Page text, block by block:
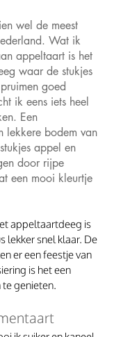
wel de meest
Wat ik
appeltaart is het
waar de stukjes
goed
ik eens iets heel
Een
lekkere bodem van
appel en
door rijpe
een mooi kleurtje
appeltaartdeeg is
lekker snel klaar. De
er een feestje van
is het een
te genieten.